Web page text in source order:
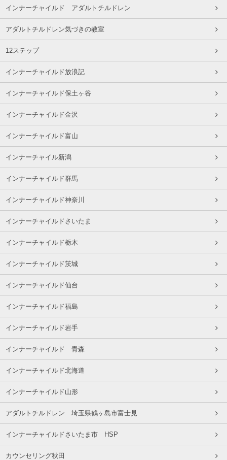
インナーチャイルド アダルトチルドレン
アダルトチルドレン気づきの教室
12ステップ
インナーチャイルド放浪記
インナーチャイルド保土ヶ谷
インナーチャイルド金沢
インナーチャイルド富山
インナーチャイル新潟
インナーチャイルド群馬
インナーチャイルド神奈川
インナーチャイルドさいたま
インナーチャイルド栃木
インナーチャイルド茨城
インナーチャイルド仙台
インナーチャイルド福島
インナーチャイルド岩手
インナーチャイルド 青森
インナーチャイルド北海道
インナーチャイルド山形
アダルトチルドレン 埼玉県鶴ヶ島市富士見
インナーチャイルドさいたま市 HSP
カウンセリング秋田